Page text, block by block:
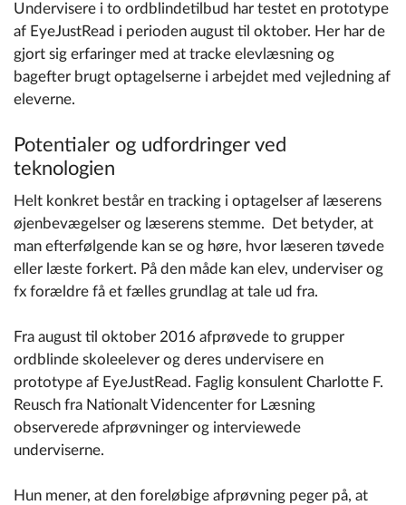
Undervisere i to ordblindetilbud har testet en prototype
af EyeJustRead i perioden august til oktober. Her har de
gjort sig erfaringer med at tracke elevlæsning og
bagefter brugt optagelserne i arbejdet med vejledning af
eleverne.
Potentialer og udfordringer ved
teknologien
Helt konkret består en tracking i optagelser af læserens
øjenbevægelser og læserens stemme. Det betyder, at
man efterfølgende kan se og høre, hvor læseren tøvede
eller læste forkert. På den måde kan elev, underviser og
fx forældre få et fælles grundlag at tale ud fra.
Fra august til oktober 2016 afprøvede to grupper
ordblinde skoleelever og deres undervisere en
prototype af EyeJustRead. Faglig konsulent Charlotte F.
Reusch fra Nationalt Videncenter for Læsning
observerede afprøvninger og interviewede
underviserne.
Hun mener, at den foreløbige afprøvning peger på, at